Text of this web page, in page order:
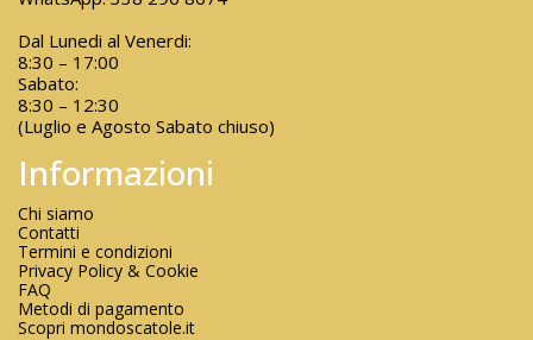
Dal Lunedi al Venerdi:
8:30 – 17:00
Sabato:
8:30 – 12:30
(Luglio e Agosto Sabato chiuso)
Informazioni
Chi siamo
Contatti
Termini e condizioni
Privacy Policy & Cookie
FAQ
Metodi di pagamento
Scopri mondoscatole.it